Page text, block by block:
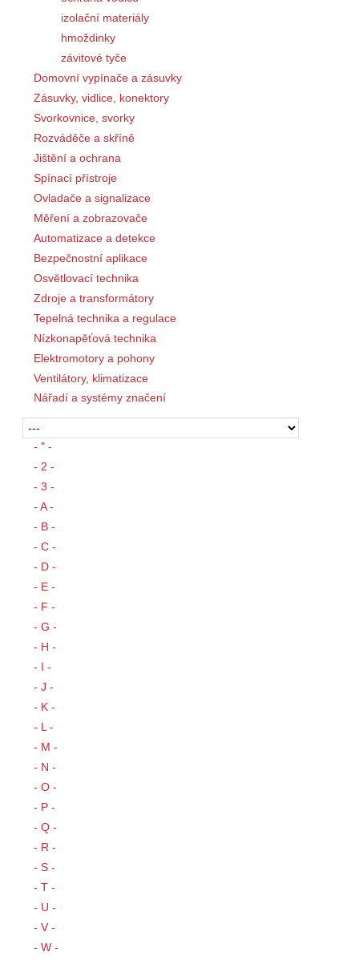
izolační materiály
hmoždinky
závitové tyče
Domovní vypínače a zásuvky
Zásuvky, vidlice, konektory
Svorkovnice, svorky
Rozváděče a skříně
Jištění a ochrana
Spínací přístroje
Ovladače a signalizace
Měření a zobrazovače
Automatizace a detekce
Bezpečnostní aplikace
Osvětlovací technika
Zdroje a transformátory
Tepelná technika a regulace
Nízkonapěťová technika
Elektromotory a pohony
Ventilátory, klimatizace
Nářadí a systémy značení
- " -
- 2 -
- 3 -
- A -
- B -
- C -
- D -
- E -
- F -
- G -
- H -
- I -
- J -
- K -
- L -
- M -
- N -
- O -
- P -
- Q -
- R -
- S -
- T -
- U -
- V -
- W -